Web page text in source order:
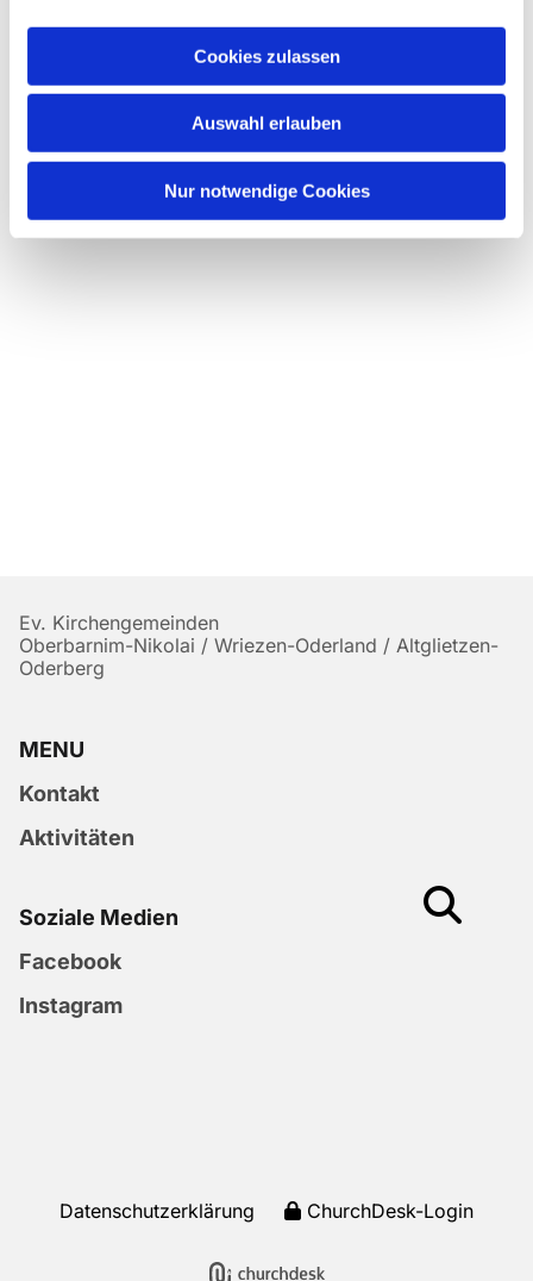
Cookies zulassen
Auswahl erlauben
Nur notwendige Cookies
Ev. Kirchengemeinden
Oberbarnim-Nikolai / Wriezen-Oderland / Altglietzen-
Oderberg
MENU
Kontakt
Aktivitäten
Soziale Medien
Facebook
Instagram
Datenschutzerklärung ChurchDesk-Login